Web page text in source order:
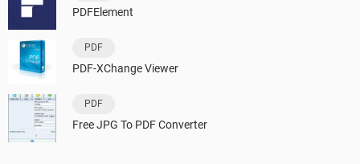
PDFElement
PDF
PDF-XChange Viewer
PDF
Free JPG To PDF Converter